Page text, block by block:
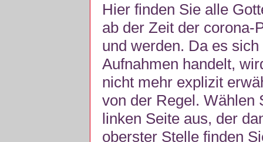
Hier finden Sie alle
ab der Zeit der corona-
und werden. Da es
Aufnahmen handelt,
nicht mehr explizit
von der Regel. Wählen
linken Seite aus, der
oberster Stelle finden